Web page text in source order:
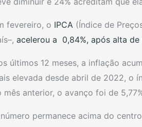
fevereiro, o IPCA (Índice de
acelerou a 0,84%, após alta de
últimos 12 meses, a inflação
elevada desde abril de 2022, o
mês anterior, o avanço foi de
permanece acima do